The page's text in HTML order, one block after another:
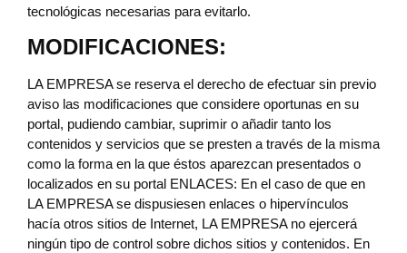
tecnológicas necesarias para evitarlo.
MODIFICACIONES:
LA EMPRESA se reserva el derecho de efectuar sin previo
aviso las modificaciones que considere oportunas en su
portal, pudiendo cambiar, suprimir o añadir tanto los
contenidos y servicios que se presten a través de la misma
como la forma en la que éstos aparezcan presentados o
localizados en su portal ENLACES: En el caso de que en
LA EMPRESA se dispusiesen enlaces o hipervínculos
hacía otros sitios de Internet, LA EMPRESA no ejercerá
ningún tipo de control sobre dichos sitios y contenidos. En